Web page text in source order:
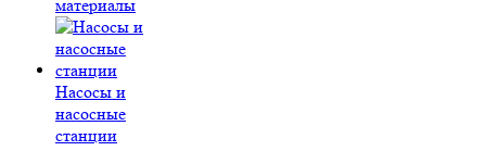
материалы
Насосы и
насосные
станции